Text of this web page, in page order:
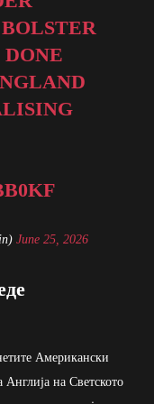
June 25, 2026
Американски
Англија на Светското